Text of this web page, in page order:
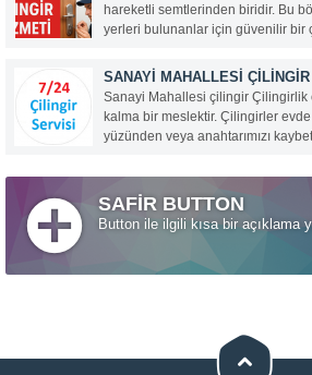
hareketli semtlerinden biridir. Bu
yerleri bulunanlar için güvenilir bir
hattıyla Etiler ve çevresinde 7/24
SANAYI MAHALLESI ÇILINGIR
Sanayi Mahallesi çilingir Çilingirlik
kalma bir meslektir. Çilingirler
yüzünden veya anahtarımızı
yakın ve en hızlı çilingiri çağırırız
SAFİR BUTTON
Button ile ilgili kısa bir açıklama